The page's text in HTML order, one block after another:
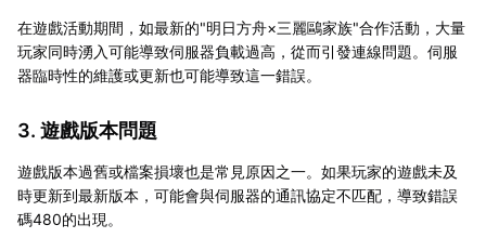
在遊戲活動期間，如最新的"明日方舟×三麗鷗家族"合作活動，大量
玩家同時湧入可能導致伺服器負載過高，從而引發連線問題。伺服
器臨時性的維護或更新也可能導致這一錯誤。
3. 遊戲版本問題
遊戲版本過舊或檔案損壞也是常見原因之一。如果玩家的遊戲未及
時更新到最新版本，可能會與伺服器的通訊協定不匹配，導致錯誤
碼480的出現。